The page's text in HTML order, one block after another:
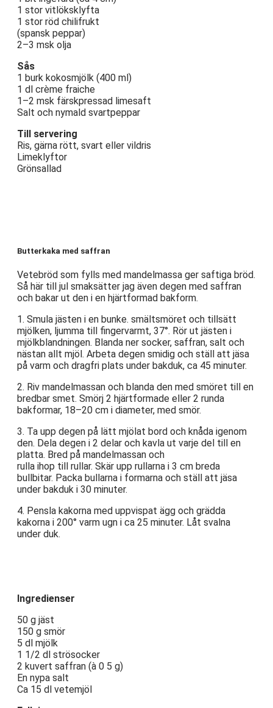
1 stor vitlöksklyfta
1 stor röd chilifrukt
(spansk peppar)
2–3 msk olja
Sås
1 burk kokosmjölk (400 ml)
1 dl crème fraiche
1–2 msk färskpressad limesaft
Salt och nymald svartpeppar
Till servering
Ris, gärna rött, svart eller vildris
Limeklyftor
Grönsallad
Butterkaka med saffran
Vetebröd som fylls med mandelmassa ger saftiga bröd.
Så här till jul smaksätter jag även degen med saffran
och bakar ut den i en hjärtformad bakform.
1. Smula jästen i en bunke. smältsmöret och tillsätt
mjölken, ljumma till fingervarmt, 37°. Rör ut jästen i
mjölkblandningen. Blanda ner socker, saffran, salt och
nästan allt mjöl. Arbeta degen smidig och ställ att jäsa
på varm och dragfri plats under bakduk, ca 45 minuter.
2. Riv mandelmassan och blanda den med smöret till en
bredbar smet. Smörj 2 hjärtformade eller 2 runda
bakformar, 18–20 cm i diameter, med smör.
3. Ta upp degen på lätt mjölat bord och knåda igenom
den. Dela degen i 2 delar och kavla ut varje del till en
platta. Bred på mandelmassan och
rulla ihop till rullar. Skär upp rullarna i 3 cm breda
bullbitar. Packa bullarna i formarna och ställ att jäsa
under bakduk i 30 minuter.
4. Pensla kakorna med uppvispat ägg och grädda
kakorna i 200° varm ugn i ca 25 minuter. Låt svalna
under duk.
Ingredienser
50 g jäst
150 g smör
5 dl mjölk
1 1/2 dl strösocker
2 kuvert saffran (à 0 5 g)
En nypa salt
Ca 15 dl vetemjöl